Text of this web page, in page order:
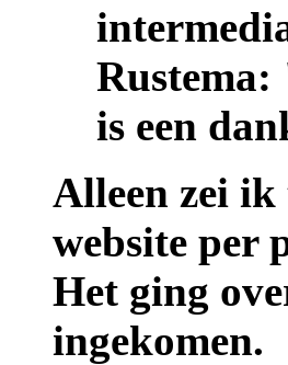
is een
Alleen zei
website per
Het ging
ingekomen.